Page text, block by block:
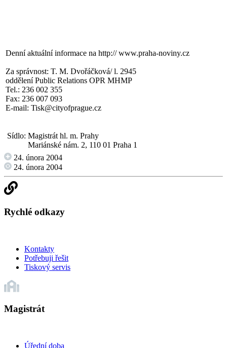
Denní aktuální informace na http:// www.praha-noviny.cz
Za správnost: T. M. Dvořáčková/ l. 2945
oddělení Public Relations OPR MHMP
Tel.: 236 002 355
Fax: 236 007 093
E-mail: Tisk@cityofprague.cz
Sídlo: Magistrát hl. m. Prahy
Mariánské nám. 2, 110 01 Praha 1
24. února 2004
24. února 2004
Rychlé odkazy
Kontakty
Potřebuji řešit
Tiskový servis
Magistrát
Úřední doba